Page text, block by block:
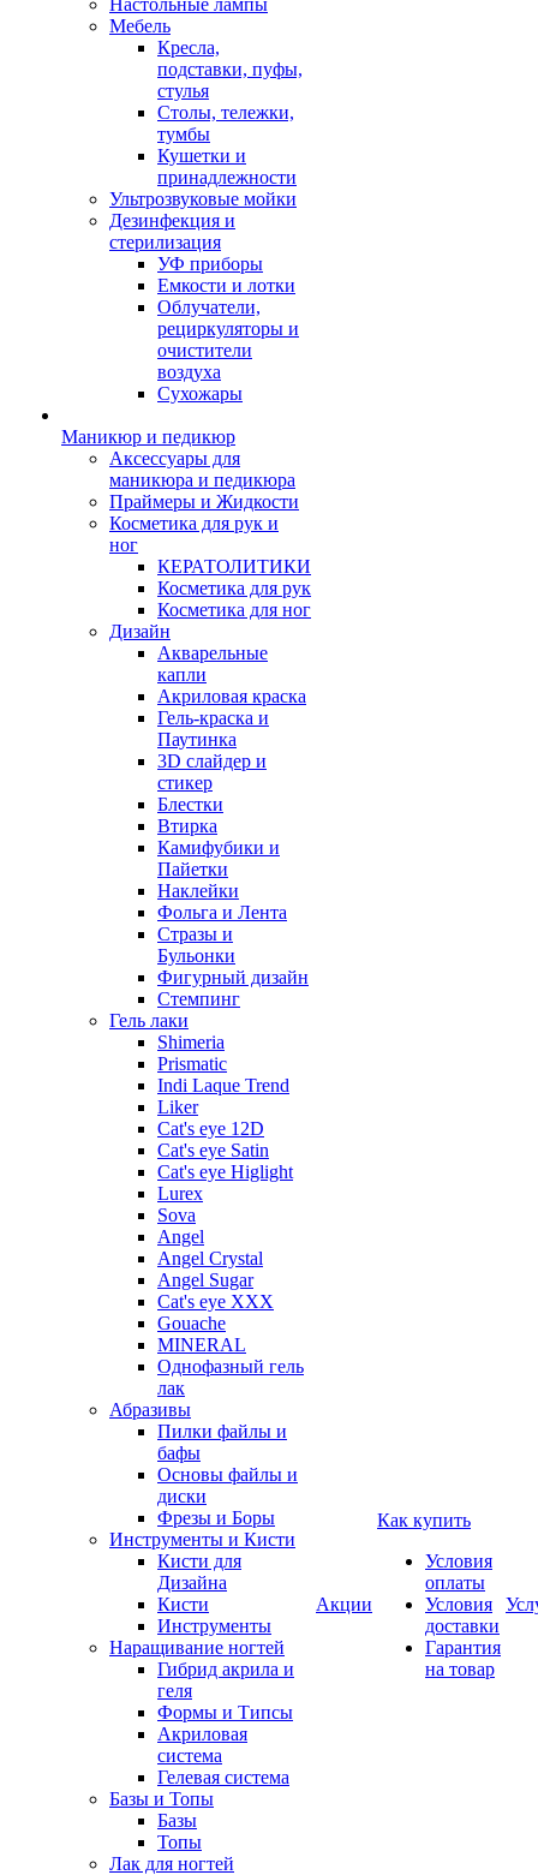
Настольные лампы
Мебель
Кресла,
подставки, пуфы,
стулья
Столы, тележки,
тумбы
Кушетки и
принадлежности
Ультрозвуковые мойки
Дезинфекция и
стерилизация
УФ приборы
Емкости и лотки
Облучатели,
рециркуляторы и
очистители
воздуха
Сухожары
Маникюр и педикюр
Аксессуары для
маникюра и педикюра
Праймеры и Жидкости
Косметика для рук и
ног
КЕРАТОЛИТИКИ
Косметика для рук
Косметика для ног
Дизайн
Акварельные
капли
Акриловая краска
Гель-краска и
Паутинка
3D слайдер и
стикер
Блестки
Втирка
Камифубики и
Пайетки
Наклейки
Фольга и Лента
Стразы и
Бульонки
Фигурный дизайн
Стемпинг
Гель лаки
Shimeria
Prismatic
Indi Laque Trend
Liker
Cat's eye 12D
Cat's eye Satin
Cat's eye Higlight
Lurex
Sova
Angel
Angel Crystal
Angel Sugar
Cat's eye XXX
Gouache
MINERAL
Однофазный гель
лак
Абразивы
Пилки файлы и
бафы
Основы файлы и
диски
Фрезы и Боры
Инструменты и Кисти
Кисти для
Дизайна
Кисти
Инструменты
Наращивание ногтей
Гибрид акрила и
геля
Формы и Типсы
Акриловая
система
Гелевая система
Базы и Топы
Базы
Топы
Лак для ногтей
Акции
Как купить
Условия
оплаты
Условия
доставки
Гарантия
на товар